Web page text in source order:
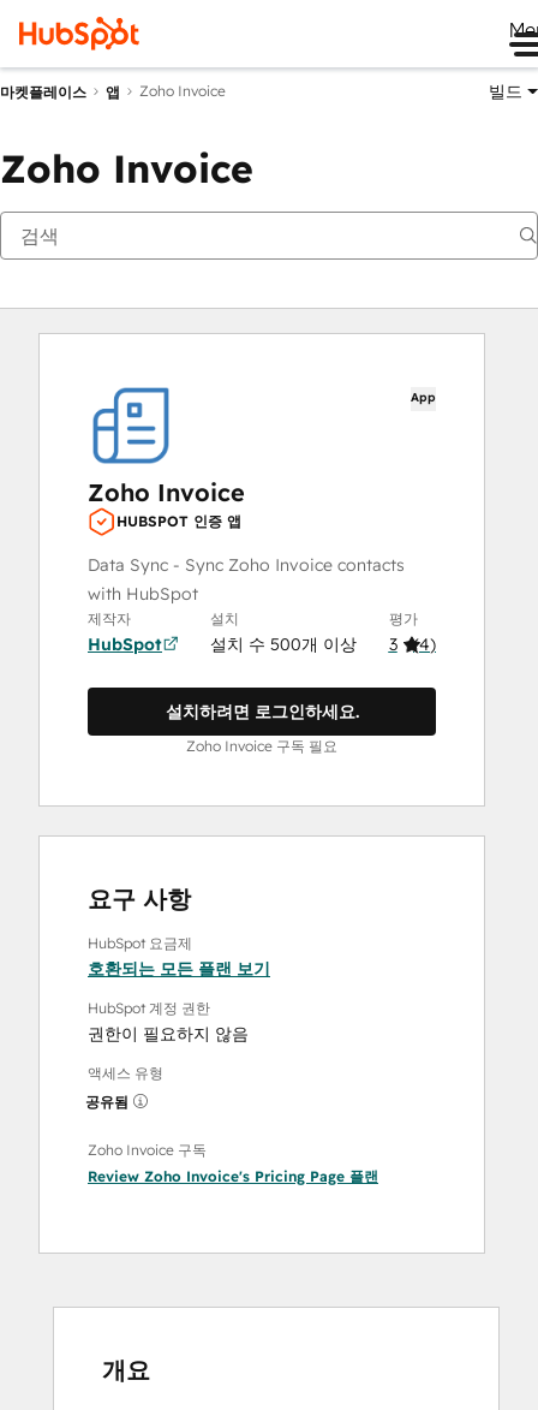
마켓플레이스 앱 Zoho Invoice 빌드
Zoho Invoice
App
Zoho Invoice
HUBSPOT 인증 앱
Data Sync - Sync Zoho Invoice contacts
with HubSpot
제작자
HubSpot
설치
설치 수 500개 이상
평가
3 (4)
설치하려면 로그인하세요.
Zoho Invoice 구독 필요
요구 사항
HubSpot 요금제
호환되는 모든 플랜 보기
HubSpot 계정 권한
권한이 필요하지 않음
액세스 유형
공유됨
Zoho Invoice 구독
Review Zoho Invoice's Pricing Page 플랜
개요